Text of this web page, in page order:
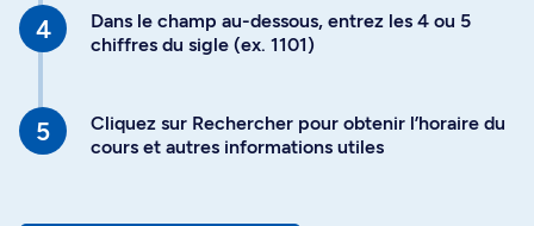
Dans le champ au-dessous, entrez les 4 ou 5
chiffres du sigle (ex. 1101)
Cliquez sur Rechercher pour obtenir l’horaire du
cours et autres informations utiles